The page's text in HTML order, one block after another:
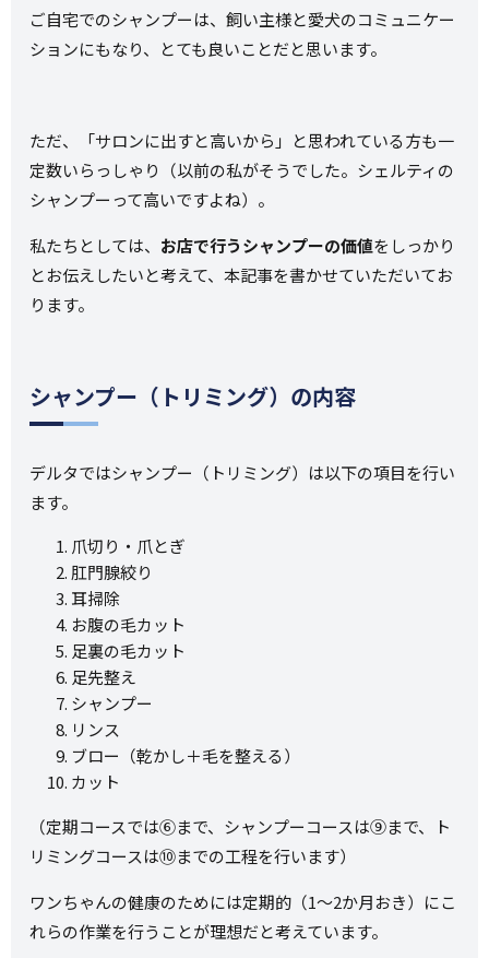
ご自宅でのシャンプーは、飼い主様と愛犬のコミュニケー
ションにもなり、とても良いことだと思います。
ただ、「サロンに出すと高いから」と思われている方も一
定数いらっしゃり（以前の私がそうでした。シェルティの
シャンプーって高いですよね）。
私たちとしては、 お店で行うシャンプーの価値をしっかり
とお伝えしたいと考えて、本記事を書かせていただいてお
ります。
シャンプー（トリミング）の内容
デルタではシャンプー（トリミング）は以下の項目を行い
ます。
爪切り・爪とぎ
肛門腺絞り
耳掃除
お腹の毛カット
足裏の毛カット
足先整え
シャンプー
リンス
ブロー（乾かし＋毛を整える）
カット
（定期コースでは⑥まで、シャンプーコースは⑨まで、ト
リミングコースは⑩までの工程を行います）
ワンちゃんの健康のためには定期的（1～2か月おき）にこ
れらの作業を行うことが理想だと考えています。